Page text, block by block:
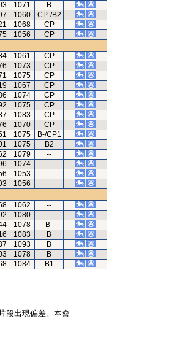
1071
B
1060
CP-/B2
1068
CP
1056 CP
1061
CP
1073
CP
1075
CP
1067
CP
1074
CP
1075
CP
1083
CP
1070
CP
1075
B-/CP1
1075
B2
1079
--
1074
--
1053
--
1056 --
1062
--
1080
--
1078
B-
1083
B
1093
B
1078
B
1084 B1
段出現偏差。本會